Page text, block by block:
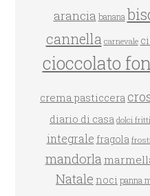
arancia banana
cannella carnevale
cioccolato
crema pasticcera
diario di casa dolci fritti
integrale fragola
mandorla
Natale noci panna